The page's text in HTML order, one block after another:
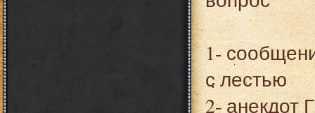
1-
с лестью
2- анекдот